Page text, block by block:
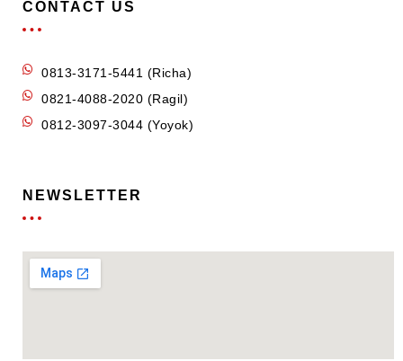
CONTACT US
0813-3171-5441 (Richa)
0821-4088-2020 (Ragil)
0812-3097-3044 (Yoyok)
NEWSLETTER